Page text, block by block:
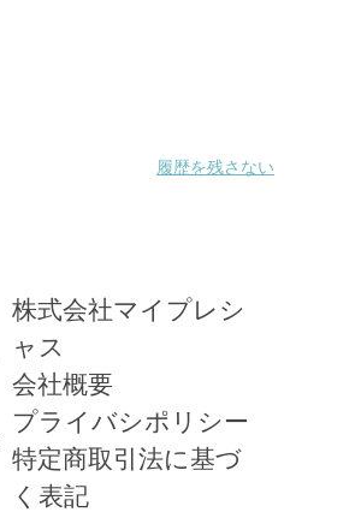
履歴を残さない
株式会社マイプレシ
ャス
会社概要
プライバシポリシー
特定商取引法に基づ
く表記